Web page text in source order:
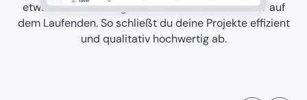
etwas in der Planung ändert und bleibt so immer auf
dem Laufenden. So schließt du deine Projekte effizient
und qualitativ hochwertig ab.